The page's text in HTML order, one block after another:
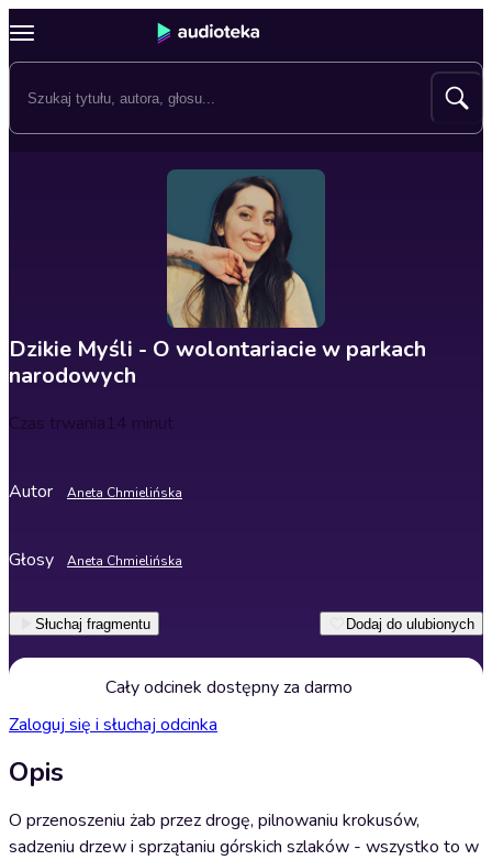
Dzikie Myśli - O wolontariacie w parkach
narodowych
Czas trwania14 minut
Autor Aneta Chmielińska
Głosy Aneta Chmielińska
Słuchaj fragmentu Dodaj do ulubionych
Cały odcinek dostępny za darmo
Zaloguj się i słuchaj odcinka
Opis
O przenoszeniu żab przez drogę, pilnowaniu krokusów,
sadzeniu drzew i sprzątaniu górskich szlaków - wszystko to w